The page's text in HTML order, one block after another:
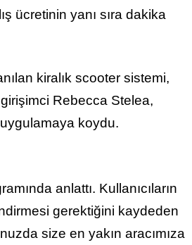
ücretinin yanı sıra dakika
kiralık scooter sistemi,
Rebecca Stelea,
koydu.
anlattı. Kullanıcıların
gerektiğini kaydeden
size en yakın aracımıza